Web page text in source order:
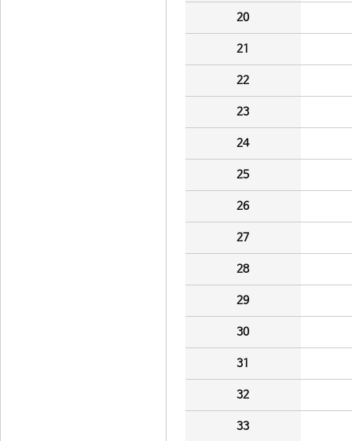
20
21
22
23
24
25
26
27
28
29
30
31
32
33